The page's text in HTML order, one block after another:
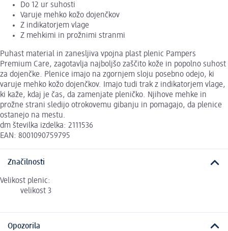
Do 12 ur suhosti
Varuje mehko kožo dojenčkov
Z indikatorjem vlage
Z mehkimi in prožnimi stranmi
Puhast material in zanesljiva vpojna plast plenic Pampers
Premium Care, zagotavlja najboljšo zaščito kože in popolno suhost
za dojenčke. Plenice imajo na zgornjem sloju posebno odejo, ki
varuje mehko kožo dojenčkov. Imajo tudi trak z indikatorjem vlage,
ki kaže, kdaj je čas, da zamenjate pleničko. Njihove mehke in
prožne strani sledijo otrokovemu gibanju in pomagajo, da plenice
ostanejo na mestu.
dm številka izdelka: 2111536
EAN: 8001090759795
Značilnosti
Velikost plenic:
velikost 3
Opozorila